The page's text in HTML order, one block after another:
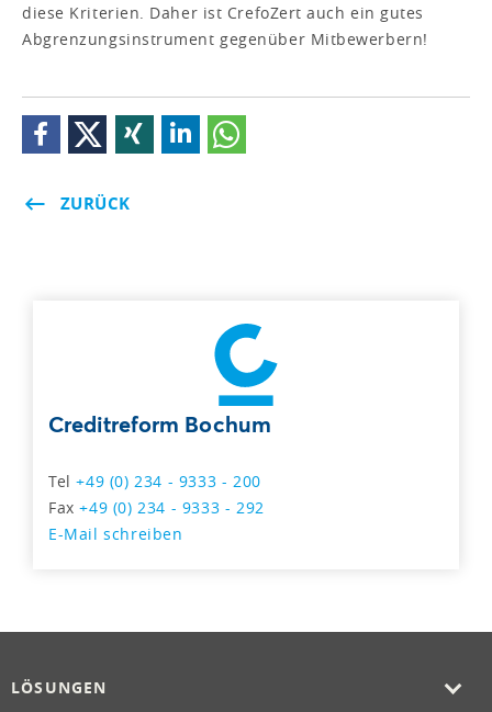
diese Kriterien. Daher ist CrefoZert auch ein gutes
Abgrenzungsinstrument gegenüber Mitbewerbern!
ZURÜCK
Creditreform Bochum
Tel+49 (0) 234 - 9333 - 200
Fax+49 (0) 234 - 9333 - 292
E-Mail schreiben
LÖSUNGEN